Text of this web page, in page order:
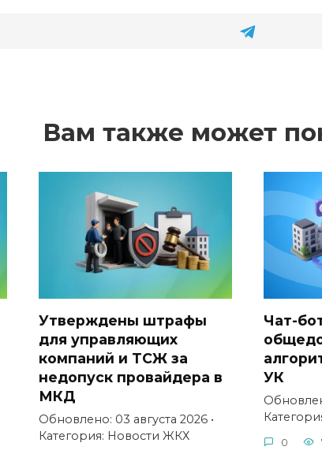
Вам также может
Утверждены штрафы
для управляющих
компаний и ТСЖ за
недопуск провайдера в
МКД
Обновлено: 03 августа 2026 •
Категория: Новости ЖКХ
Чат-
УК
0